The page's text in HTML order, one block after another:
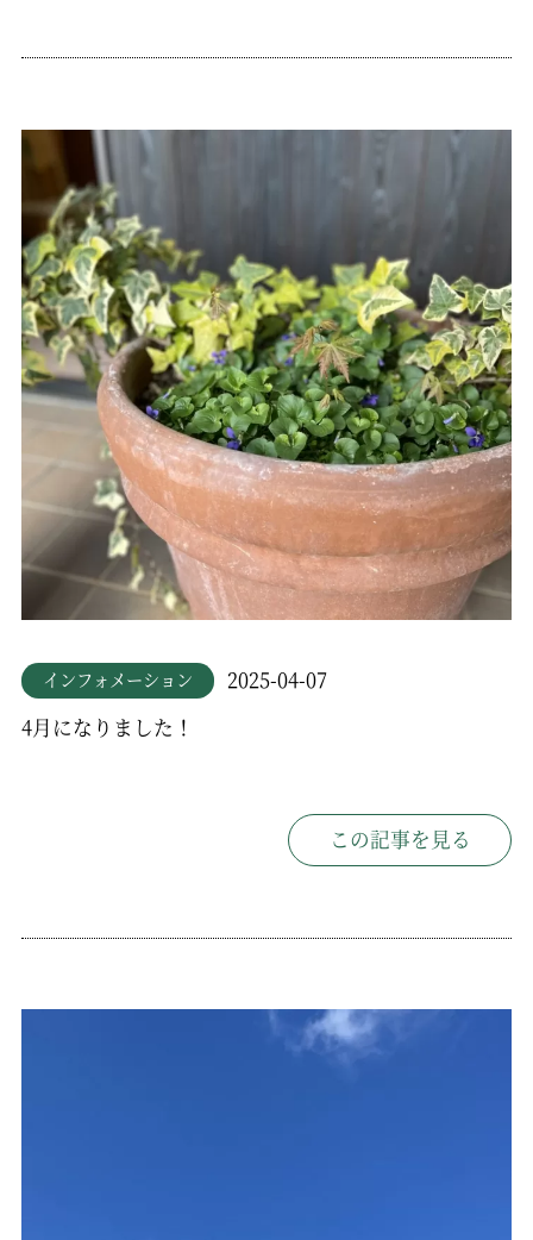
インフォメーション
2025-04-07
4月になりました！
この記事を見る